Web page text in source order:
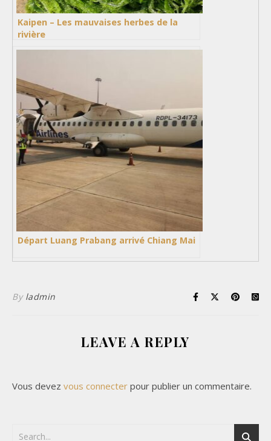
Kaipen – Les mauvaises herbes de la
rivière
Départ Luang Prabang arrivé Chiang Mai
By ladmin
LEAVE A REPLY
Vous devez vous connecter pour publier un commentaire.